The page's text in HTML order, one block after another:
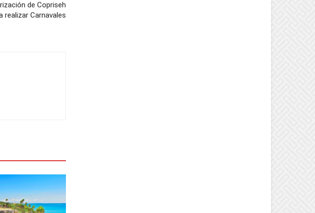
de Copriseh
realizar Carnavales